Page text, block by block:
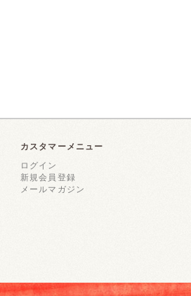
カスタマーメニュー
ログイン
新規会員登録
メールマガジン